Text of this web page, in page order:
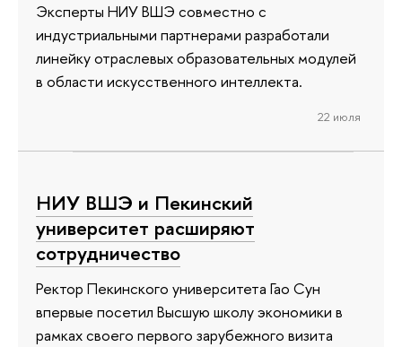
Эксперты НИУ ВШЭ совместно с
индустриальными партнерами разработали
линейку отраслевых образовательных модулей
в области искусственного интеллекта.
22 июля
НИУ ВШЭ и Пекинский
университет расширяют
сотрудничество
Ректор Пекинского университета Гао Сун
впервые посетил Высшую школу экономики в
рамках своего первого зарубежного визита